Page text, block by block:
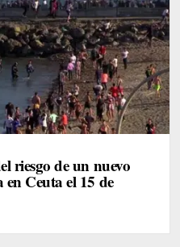
riesgo de un nuevo
Ceuta el 15 de